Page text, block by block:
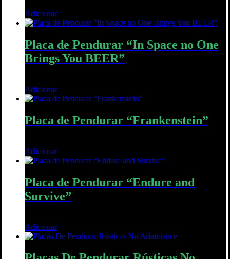
Adicionar
Placa de Pendurar “In Space no One
Brings You BEER”
Adicionar
Placa de Pendurar “Frankenstein”
Adicionar
Placa de Pendurar “Endure and
Survive”
Adicionar